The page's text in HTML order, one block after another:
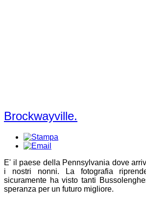
Brockwayville.
E' il paese della Pennsylvania dove
i nostri nonni. La fotografia
sicuramente ha visto tanti
speranza per un futuro migliore.